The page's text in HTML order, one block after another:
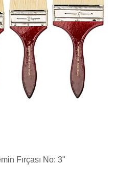
Fırçası No: 3"